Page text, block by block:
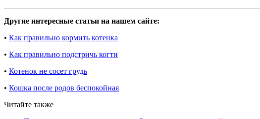
Другие интересные статьи на нашем сайте:
• Как правильно кормить котенка
• Как правильно подстричь когти
• Котенок не сосет грудь
• Кошка после родов беспокойная
Читайте также